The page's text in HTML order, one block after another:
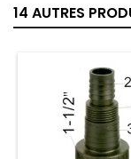
14 AUTRES